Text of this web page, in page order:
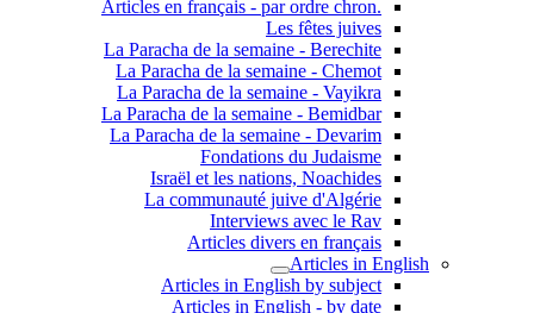
.Articles en français - par ordre chron
Les fêtes juives
La Paracha de la semaine - Berechite
La Paracha de la semaine - Chemot
La Paracha de la semaine - Vayikra
La Paracha de la semaine - Bemidbar
La Paracha de la semaine - Devarim
Fondations du Judaisme
Israël et les nations, Noachides
La communauté juive d'Algérie
Interviews avec le Rav
Articles divers en français
Articles in English
Articles in English by subject
Articles in English - by date